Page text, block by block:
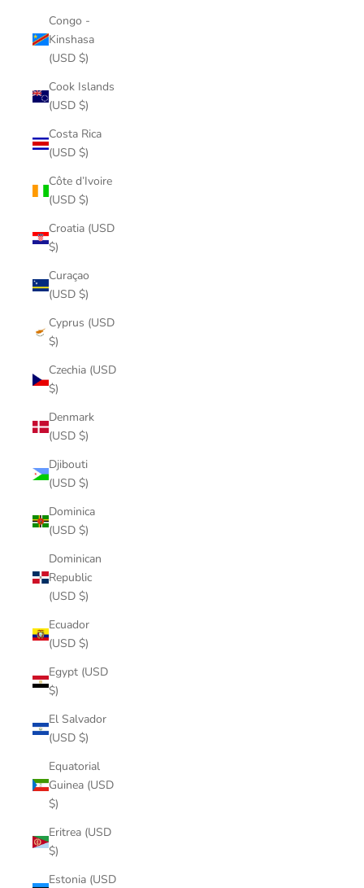
Congo -
Kinshasa
(USD $)
Cook Islands
(USD $)
Costa Rica
(USD $)
Côte d’Ivoire
(USD $)
Croatia (USD
$)
Curaçao
(USD $)
Cyprus (USD
$)
Czechia (USD
$)
Denmark
(USD $)
Djibouti
(USD $)
Dominica
(USD $)
Dominican
Republic
(USD $)
Ecuador
(USD $)
Egypt (USD
$)
El Salvador
(USD $)
Equatorial
Guinea (USD
$)
Eritrea (USD
$)
Estonia (USD